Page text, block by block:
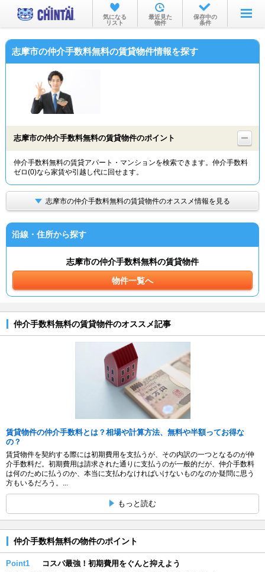
お部屋を探す
沿線・駅から
物件特集から
TOP
気になる
リスト
最近見た
物件
保存中の
条件
志摩市の仲介手数料無料の賃貸物件情報を探す
志摩市の仲介手数料無料の賃貸物件のポイント
仲介手数料無料の賃貸アパート・マンションを検索できます。仲介手数料
ゼロ(0)なら家賃や引越し代に回せます。
志摩市の仲介手数料無料の賃貸物件のオススメ情報を見る
沿線・住所から探す
志摩市の仲介手数料無料の賃貸物件
物件一覧へ
仲介手数料無料の賃貸物件のオススメ記事
賃貸物件の仲介手数料とは？相場や計算方法、無料や半額ってお得な
の？
賃貸物件を契約する際には初期費用を支払うが、その内訳の一つとなるのが仲
介手数料だ。初期費用は請求された通りに支払うのが一般的だが、仲介手数料
は何のために払うのか、本当に支払わなければいけないものなのか疑問に思う
方もいるだろう。...
もっと読む
仲介手数料無料の物件のポイント
Point1 コスパ最強！初期費用をぐんと抑えよう